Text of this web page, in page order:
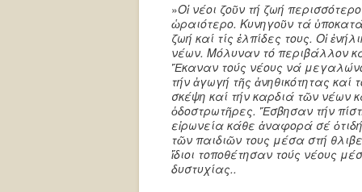
»Οἱ νέοι ζοῦν τή ζωή
ὡραιότερο. Κυνηγοῦν τά
ζωή καί τίς ἐλπίδες τους. Οἱ
νέων. Μόλυναν τό περιβάλλον
Ἔκαναν τούς νέους νά
τήν ἀγωγή τῆς ἀνηθικότητας καί
σκέψη καί τήν καρδιά τῶν νέων
ὁδοστρωτῆρες. Ἔσβησαν τήν
εἰρωνεία κάθε ἀναφορά σέ
τῶν παιδιῶν τους μέσα στή
ἴδιοι τοποθέτησαν τούς νέους
δυστυχίας..